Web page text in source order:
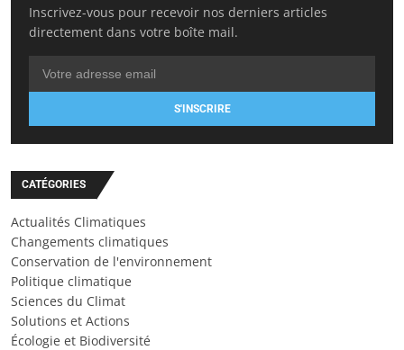
Inscrivez-vous pour recevoir nos derniers articles
directement dans votre boîte mail.
S'INSCRIRE
CATÉGORIES
Actualités Climatiques
Changements climatiques
Conservation de l'environnement
Politique climatique
Sciences du Climat
Solutions et Actions
Écologie et Biodiversité